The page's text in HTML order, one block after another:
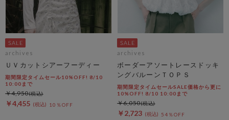
archives
ＵＶカットシアーフーディー
期間限定タイムセール10%OFF! 8/10
10:00まで
￥4,455 10％OFF
￥4,950
archives
ボーダーアソートレースドッキ
ングバルーンＴＯＰＳ
期間限定タイムセールSALE価格から更に
10%OFF! 8/10 10:00まで
￥2,723 54％OFF
￥6,050